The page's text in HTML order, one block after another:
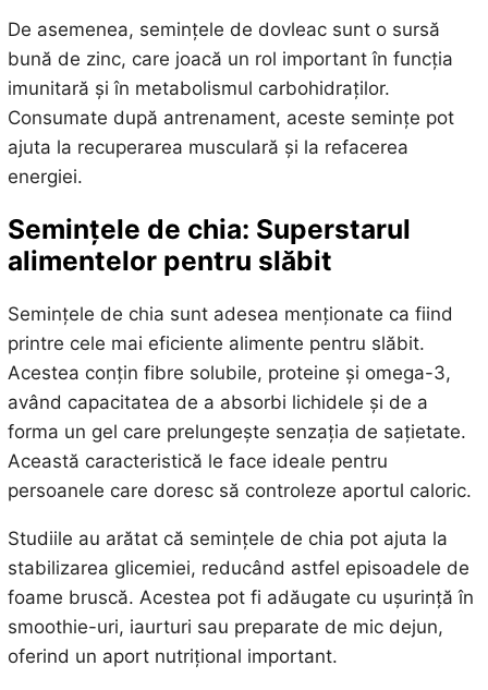
De asemenea, semințele de dovleac sunt o sursă
bună de zinc, care joacă un rol important în funcția
imunitară și în metabolismul carbohidraților.
Consumate după antrenament, aceste semințe pot
ajuta la recuperarea musculară și la refacerea
energiei.
Semințele de chia: Superstarul
alimentelor pentru slăbit
Semințele de chia sunt adesea menționate ca fiind
printre cele mai eficiente alimente pentru slăbit.
Acestea conțin fibre solubile, proteine și omega-3,
având capacitatea de a absorbi lichidele și de a
forma un gel care prelungește senzația de sațietate.
Această caracteristică le face ideale pentru
persoanele care doresc să controleze aportul caloric.
Studiile au arătat că semințele de chia pot ajuta la
stabilizarea glicemiei, reducând astfel episoadele de
foame bruscă. Acestea pot fi adăugate cu ușurință în
smoothie-uri, iaurturi sau preparate de mic dejun,
oferind un aport nutrițional important.